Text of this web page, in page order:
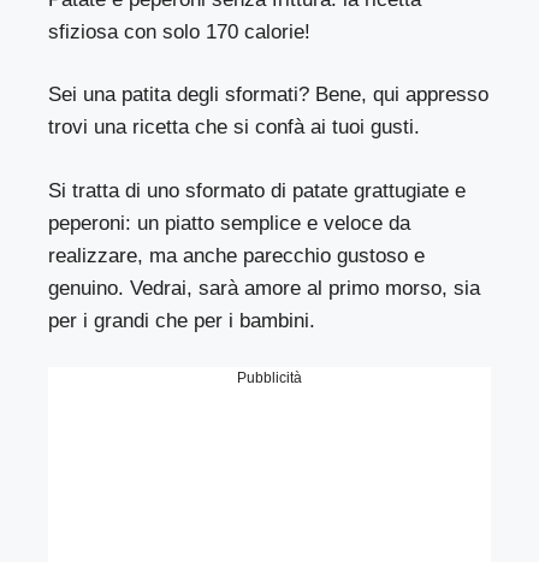
sfiziosa con solo 170 calorie!
Sei una patita degli sformati? Bene, qui appresso
trovi una ricetta che si confà ai tuoi gusti.
Si tratta di uno sformato di patate grattugiate e
peperoni: un piatto semplice e veloce da
realizzare, ma anche parecchio gustoso e
genuino. Vedrai, sarà amore al primo morso, sia
per i grandi che per i bambini.
Pubblicità